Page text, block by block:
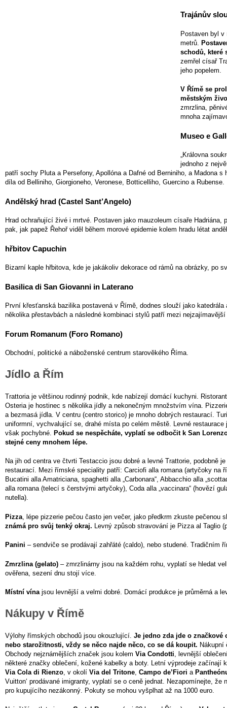
Trajánův
Postaven byl v
metrů.
schodů, které
zemřel císař
jeho popelem.
V Římě se
městským
zmrzlina,
mnoha
Museo e
„Královna
jednoho z
patří sochy Pluta a Persefony, Apollóna a Dafné od Berniniho, a Madona
díla od Belliniho, Giorgioneho, Veronese, Botticelliho, Guercino a Rubense.
Andělský hrad (Castel Sant’Angelo)
Hrad ochraňující živé i mrtvé. Postaven jako mauzoleum císaře Hadriána,
pak, jak papež Řehoř viděl během morové epidemie kolem hradu létat
hřbitov Capuchin
Bizarní kaple hřbitova, kde je jakákoliv dekorace od rámů na obrázky, po
Basilica di San Giovanni in Laterano
První křesťanská bazilika postavená v Římě, dodnes slouží jako
několika přestavbách a následné kombinaci stylů patří mezi
Forum Romanum (Foro Romano)
Obchodní, politické a náboženské centrum starověkého Říma.
Jídlo a Řím
Trattoria je většinou rodinný podnik, kde nabízejí domácí kuchyni.
Osteria je hostinec s několika jídly a nekonečným množstvím vína.
a bezmasá jídla. V centru (centro storico) je mnoho dobrých restaurací.
uniformní, vychvalující se, drahé místa po celém městě. Levné restaurace
však pochybné. Pokud se nespěcháte, vyplatí se odbočit k San
stejné ceny mnohem lépe.
Na jih od centra ve čtvrti Testaccio jsou dobré a levné Trattorie, podobně
restaurací. Mezi římské speciality patří: Carciofi alla romana (artyčoky na
Bucatini alla Amatriciana, spaghetti alla „Carbonara“, Abbacchio alla
alla romana (telecí s čerstvými artyčoky), Coda alla „vaccinara“ (hovězí
nutella).
Pizza , lépe pizzerie pečou často jen večer, jako předkrm zkuste pečenou
známá pro svůj tenký okraj. Levný způsob stravování je Pizza al Taglio
Panini – sendviče se prodávají zahřáté (caldo), nebo studené. Tradičním
Zmrzlina (gelato) – zmrzlinárny jsou na každém rohu, vyplatí se hledat
ověřena, sezení dnu stojí více.
Místní vínajsou levnější a velmi dobré. Domácí produkce je průměrná a
Nákupy v Římě
Výlohy římských obchodů jsou okouzlující. Je jedno zda jde o
nebo starožitnosti, vždy se něco najde něco, co se dá koupit.
Obchody nejznámějších značek jsou kolem Via Condotti , levnější
některé značky oblečení, kožené kabelky a boty. Letní výprodeje začínají
Via Cola di Rienzo , v okolí Via del Tritone Campo de’Fiori a
Vuitton‘ prodávané imigranty, vyplatí se o ceně jednat. Nezapomínejte, že
pro kupujícího nezákonný. Pokuty se mohou vyšplhat až na 1000 euro.